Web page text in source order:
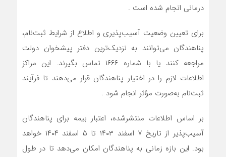
درمانی انجام شده است .
برای تعیین وضعیت آسیب‌پذیری و اطلاع از شرایط ثبت‌نام،
پناهندگان می‌توانند به نزدیک‌ترین دفتر پیشخوان دولت
مراجعه کنند یا با شماره ۱۶۶۶ تماس بگیرند. این مراکز
اطلاعات لازم را در اختیار پناهندگان قرار می‌دهند تا فرآیند
ثبت‌نام به‌صورت مؤثر انجام شود .
بر اساس اطلاعات منتشرشده، اعتبار بیمه برای پناهندگان
آسیب‌پذیر از تاریخ ۷ اسفند ۱۴۰۳ تا ۵ اسفند ۱۴۰۴ خواهد
بود. این بازه زمانی به پناهندگان امکان می‌دهد تا در طول